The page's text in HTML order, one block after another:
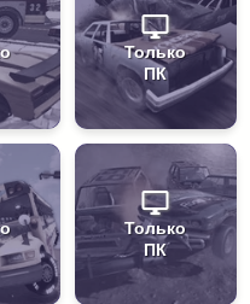
Только
ПК
Только
ПК